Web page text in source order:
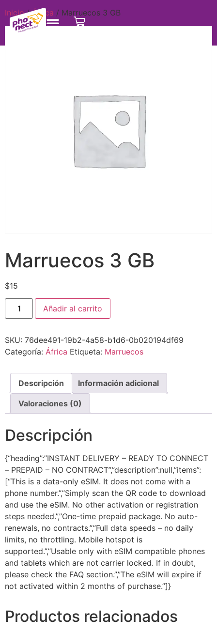
Inicio/África / Marruecos 3 GB
Marruecos 3 GB
$15
Añadir al carrito
SKU: 76dee491-19b2-4a58-b1d6-0b020194df69
Categoría: África Etiqueta: Marruecos
Descripción Información adicional
Valoraciones (0)
Descripción
{“heading”:”INSTANT DELIVERY – READY TO CONNECT
– PREPAID – NO CONTRACT”,”description”:null,”items”:
[“This is a data-only eSIM. It does not come with a
phone number.”,”Simply scan the QR code to download
and use the eSIM. No other activation or registration
steps needed.”,”One-time prepaid package. No auto-
renewals, no contracts.”,”Full data speeds – no daily
limits, no throttling. Mobile hotspot is
supported.”,”Usable only with eSIM compatible phones
and tablets which are not carrier locked. If in doubt,
please check the FAQ section.”,”The eSIM will expire if
not activated within 2 months of purchase.”]}
Productos relacionados